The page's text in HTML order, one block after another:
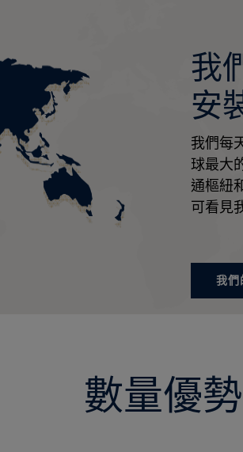
我
安
我們每
球最大
通樞紐
可看見
我們
數量優勢